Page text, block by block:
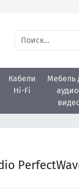
Кабели
Hi-Fi
Мебель